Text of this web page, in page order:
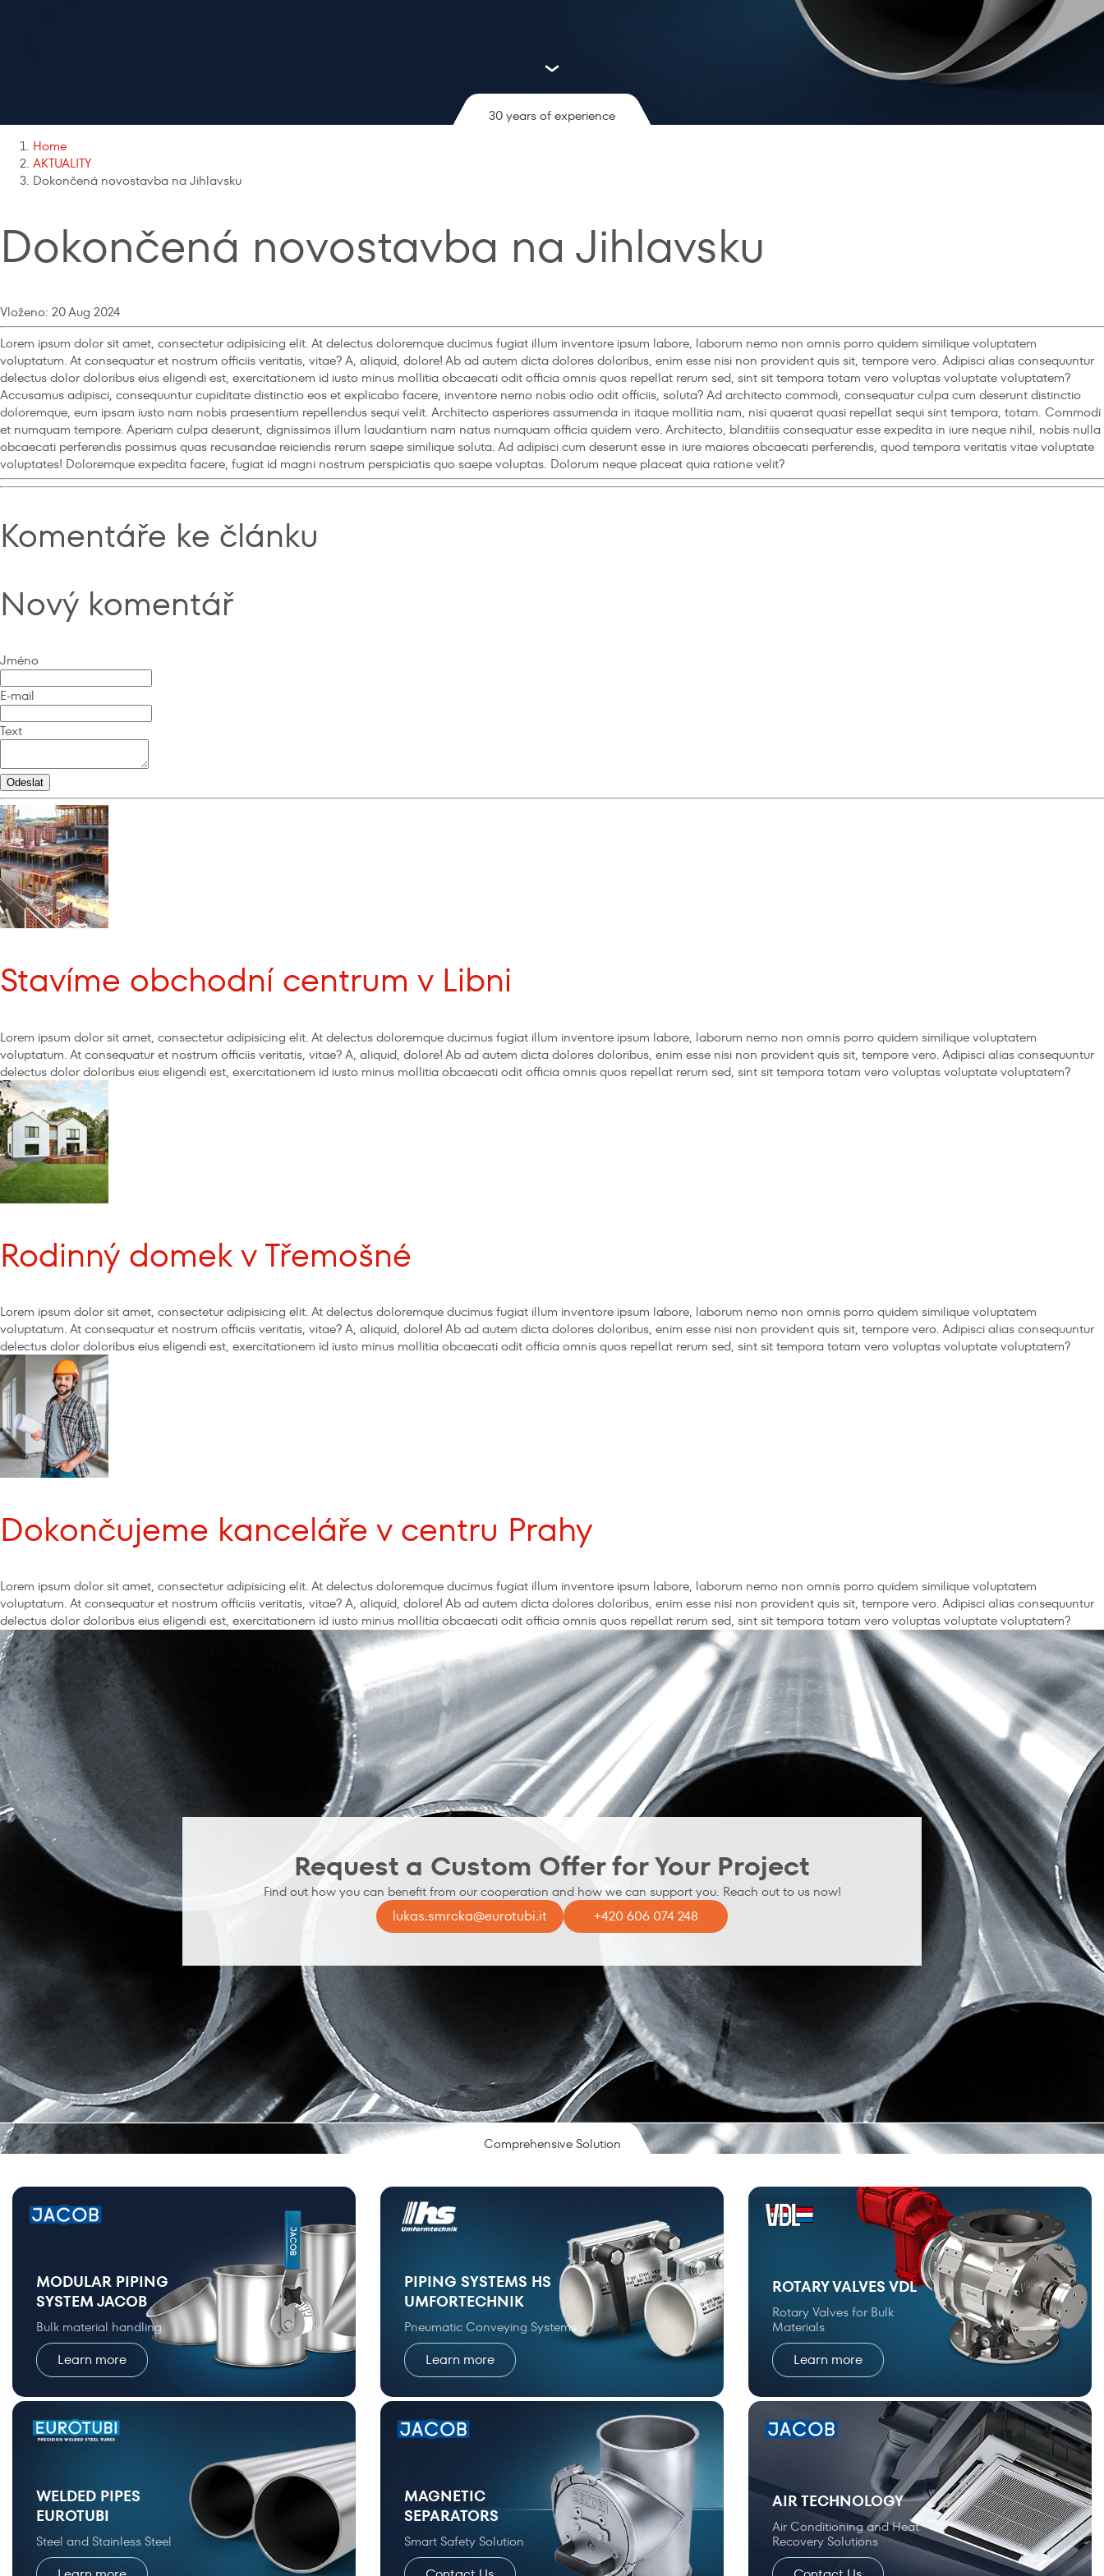
30 years of experience
Home
AKTUALITY
Dokončená novostavba na Jihlavsku
Dokončená novostavba na Jihlavsku
Vloženo: 20 Aug 2024
Lorem ipsum dolor sit amet, consectetur adipisicing elit. At delectus doloremque ducimus fugiat illum inventore ipsum labore, laborum nemo non omnis porro quidem similique voluptatem
voluptatum. At consequatur et nostrum officiis veritatis, vitae? A, aliquid, dolore! Ab ad autem dicta dolores doloribus, enim esse nisi non provident quis sit, tempore vero. Adipisci alias consequuntur
delectus dolor doloribus eius eligendi est, exercitationem id iusto minus mollitia obcaecati odit officia omnis quos repellat rerum sed, sint sit tempora totam vero voluptas voluptate voluptatem?
Accusamus adipisci, consequuntur cupiditate distinctio eos et explicabo facere, inventore nemo nobis odio odit officiis, soluta? Ad architecto commodi, consequatur culpa cum deserunt distinctio
doloremque, eum ipsam iusto nam nobis praesentium repellendus sequi velit. Architecto asperiores assumenda in itaque mollitia nam, nisi quaerat quasi repellat sequi sint tempora, totam. Commodi
et numquam tempore. Aperiam culpa deserunt, dignissimos illum laudantium nam natus numquam officia quidem vero. Architecto, blanditiis consequatur esse expedita in iure neque nihil, nobis nulla
obcaecati perferendis possimus quas recusandae reiciendis rerum saepe similique soluta. Ad adipisci cum deserunt esse in iure maiores obcaecati perferendis, quod tempora veritatis vitae voluptate
voluptates! Doloremque expedita facere, fugiat id magni nostrum perspiciatis quo saepe voluptas. Dolorum neque placeat quia ratione velit?
Komentáře ke článku
Nový komentář
Jméno
E-mail
Text
Stavíme obchodní centrum v Libni
Lorem ipsum dolor sit amet, consectetur adipisicing elit. At delectus doloremque ducimus fugiat illum inventore ipsum labore, laborum nemo non omnis porro quidem similique voluptatem
voluptatum. At consequatur et nostrum officiis veritatis, vitae? A, aliquid, dolore! Ab ad autem dicta dolores doloribus, enim esse nisi non provident quis sit, tempore vero. Adipisci alias consequuntur
delectus dolor doloribus eius eligendi est, exercitationem id iusto minus mollitia obcaecati odit officia omnis quos repellat rerum sed, sint sit tempora totam vero voluptas voluptate voluptatem?
Rodinný domek v Třemošné
Lorem ipsum dolor sit amet, consectetur adipisicing elit. At delectus doloremque ducimus fugiat illum inventore ipsum labore, laborum nemo non omnis porro quidem similique voluptatem
voluptatum. At consequatur et nostrum officiis veritatis, vitae? A, aliquid, dolore! Ab ad autem dicta dolores doloribus, enim esse nisi non provident quis sit, tempore vero. Adipisci alias consequuntur
delectus dolor doloribus eius eligendi est, exercitationem id iusto minus mollitia obcaecati odit officia omnis quos repellat rerum sed, sint sit tempora totam vero voluptas voluptate voluptatem?
Dokončujeme kanceláře v centru Prahy
Lorem ipsum dolor sit amet, consectetur adipisicing elit. At delectus doloremque ducimus fugiat illum inventore ipsum labore, laborum nemo non omnis porro quidem similique voluptatem
voluptatum. At consequatur et nostrum officiis veritatis, vitae? A, aliquid, dolore! Ab ad autem dicta dolores doloribus, enim esse nisi non provident quis sit, tempore vero. Adipisci alias consequuntur
delectus dolor doloribus eius eligendi est, exercitationem id iusto minus mollitia obcaecati odit officia omnis quos repellat rerum sed, sint sit tempora totam vero voluptas voluptate voluptatem?
Request a Custom Offer for Your Project
Find out how you can benefit from our cooperation and how we can support you. Reach out to us now!
lukas.smrcka@eurotubi.it +420 606 074 248
Comprehensive Solution
MODULAR PIPING
SYSTEM JACOB
Bulk material handling
Learn more
PIPING SYSTEMS HS
UMFORTECHNIK
Pneumatic Conveying Systems
Learn more
ROTARY VALVES VDL
Rotary Valves for Bulk
Materials
Learn more
WELDED PIPES
EUROTUBI
Steel and Stainless Steel
MAGNETIC
SEPARATORS
Smart Safety Solution
AIR TECHNOLOGY
Air Conditioning and Heat
Recovery Solutions